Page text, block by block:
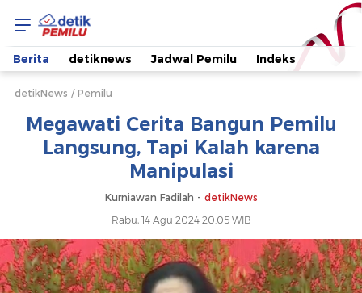
Megawati
Cerita
Bangun
Pemilu
Langsung,
Tapi
Kalah
Berita detiknews Jadwal Pemilu Indeks
detikNews Pemilu
Megawati Cerita Bangun Pemilu
Langsung, Tapi Kalah karena
Manipulasi
Kurniawan Fadilah - detikNews
Rabu, 14 Agu 2024 20:05 WIB